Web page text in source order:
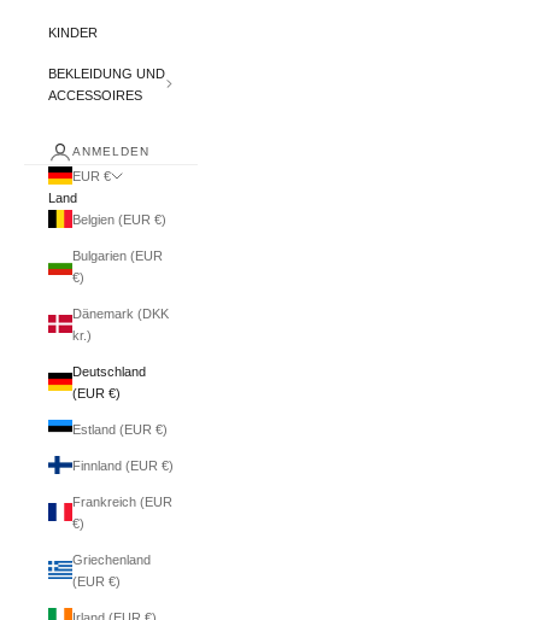
KINDER
BEKLEIDUNG UND
ACCESSOIRES
ANMELDEN
EUR €
Land
Belgien (EUR €)
Bulgarien (EUR
€)
Dänemark (DKK
kr.)
Deutschland
(EUR €)
Estland (EUR €)
Finnland (EUR €)
Frankreich (EUR
€)
Griechenland
(EUR €)